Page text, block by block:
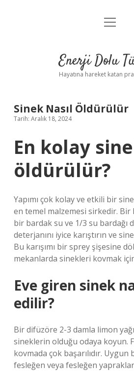
Anasayfa
Yasal Uyarı
menüyü
Enerji Dolu
Hayatına hareket katan
Sinek Nasıl Öldürülür
Tarih: Aralık 18, 2024
En kolay
öldürülür?
Yapımı çok kolay ve etkili bir
en temel malzemesi sirkedir. Bir
bir bardak su ve 1/3 su bardağı
deterjanını iyice karıştırın ve
Bu karışımı bir sprey şişesine
mekanlarda sinekleri kovmak
Eve giren sinek
edilir?
Bir difüzöre 2-3 damla limon
sineklerin olduğu odaya koyun.
kovmada çok başarılıdır. Uygun
fesleğen veya fesleğen